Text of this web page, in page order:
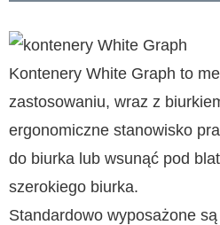
Kontenery White Graph to
zastosowaniu, wraz z
ergonomiczne stanowisko
do biurka lub wsunąć pod
szerokiego biurka.
Standardowo wyposażone